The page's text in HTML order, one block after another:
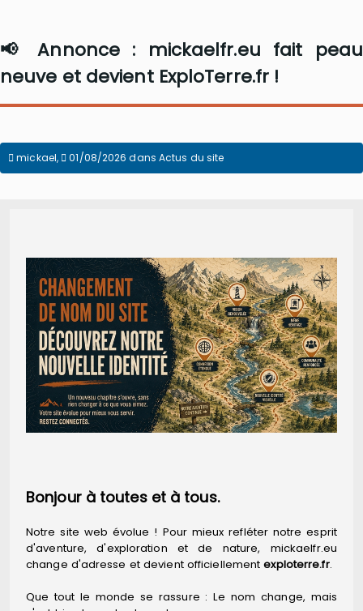
📢 Annonce : mickaelfr.eu fait peau
neuve et devient ExploTerre.fr !
mickael, 01/08/2026 dans Actus du site
Bonjour à toutes et à tous.
Notre site web évolue ! Pour mieux refléter notre esprit
d'aventure, d'exploration et de nature, mickaelfr.eu
change d'adresse et devient officiellementexploterre.fr.
Que tout le monde se rassure : Le nom change, mais